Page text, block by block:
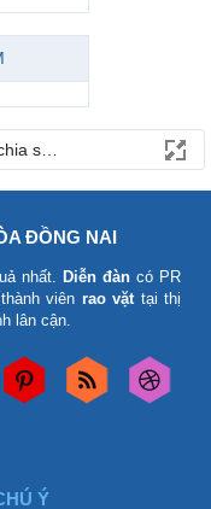
sẻ kinh nghiệm
ĐỒNG NAI
nhất. Diễn đàn có PR
viên rao vặt tại thị
lân cận.
Ý